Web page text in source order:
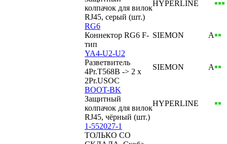
колпачок для вилок
RJ45, серый (шт.)
HYPERLINE
RG6
Коннектор RG6 F-
тип
SIEMON А
YA4-U2-U2
Разветвитель
4Pr.T568B -> 2 x
2Pr.USOC
SIEMON А
BOOT-BK
Защитный
колпачок для вилок
RJ45, чёрный (шт.)
HYPERLINE
1-552027-1
ТОЛЬКО СО